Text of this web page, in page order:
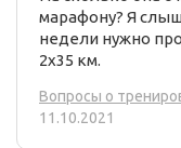
марафону? Я
недели нужно
2х35 км.
Вопросы о
11.10.2021